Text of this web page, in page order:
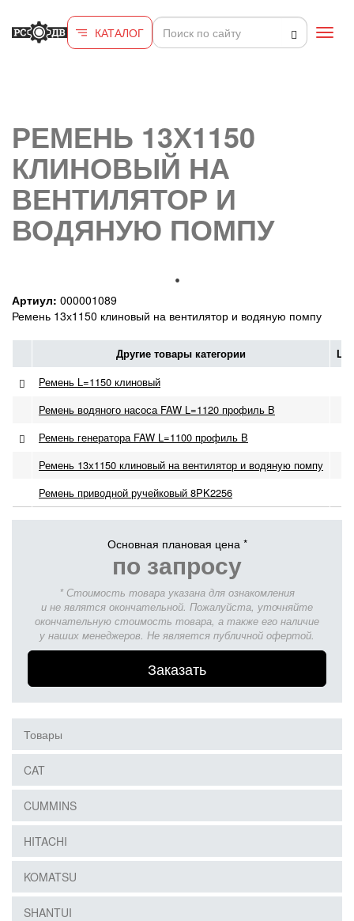
КАТАЛОГ
РЕМЕНЬ 13Х1150
КЛИНОВЫЙ НА
ВЕНТИЛЯТОР И
ВОДЯНУЮ ПОМПУ
Артиул: 000001089
Ремень 13х1150 клиновый на вентилятор и водяную помпу
Другие товары категории
Ремень L=1150 клиновый
Ремень водяного насоса FAW L=1120 профиль B
Ремень генератора FAW L=1100 профиль B
Ремень 13х1150 клиновый на вентилятор и водяную помпу
Ремень приводной ручейковый 8PK2256
Основная плановая цена *
по запросу
* Стоимость товара указана для ознакомления
и не являтся окончательной. Пожалуйста, уточняйте
окончательную стоимость товара, а также его наличие
у наших менеджеров. Не является публичной офертой.
Заказать
Товары
CAT
CUMMINS
HITACHI
KOMATSU
SHANTUI